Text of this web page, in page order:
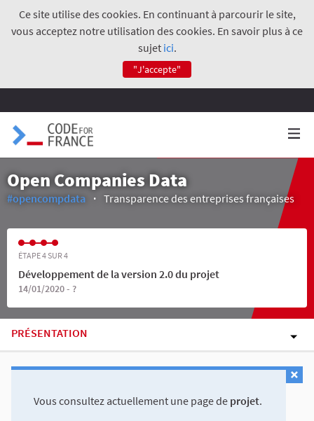
Ce site utilise des cookies. En continuant à parcourir le site,
vous acceptez notre utilisation des cookies. En savoir plus à ce
sujet ici.
"J'accepte"
Open Companies Data
#opencompdata Transparence des entreprises françaises
ÉTAPE 4 SUR 4
Développement de la version 2.0 du projet
14/01/2020 - ?
PRÉSENTATION
Vous consultez actuellement une page de projet.